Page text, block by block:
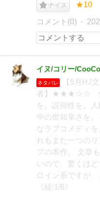
ナイス ★10
コメント(0)
イヌ/コリー/
ネタバレ
【5月HJ
者】★★★☆☆ 何
を。説得性を。
中の世知辛さを
なラブコメディ
れもまた一つの
プの本作。 文章
いので、驚くほ
ロイン系ですが
《続:1/6》